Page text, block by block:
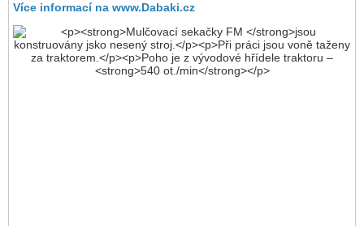
Více informací na www.Dabaki.cz